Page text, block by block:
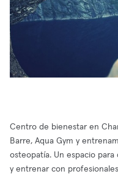
Centro de bienestar en
Barre, Aqua Gym y
osteopatía. Un espacio
y entrenar con